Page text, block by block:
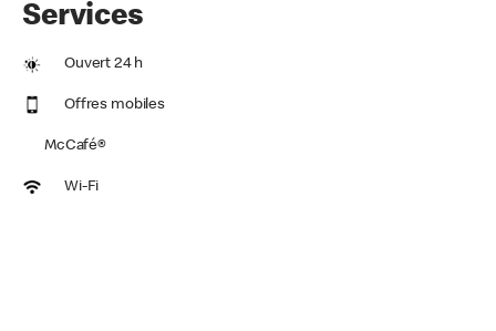
Services
Ouvert 24 h
Offres mobiles
McCafé®
Wi-Fi